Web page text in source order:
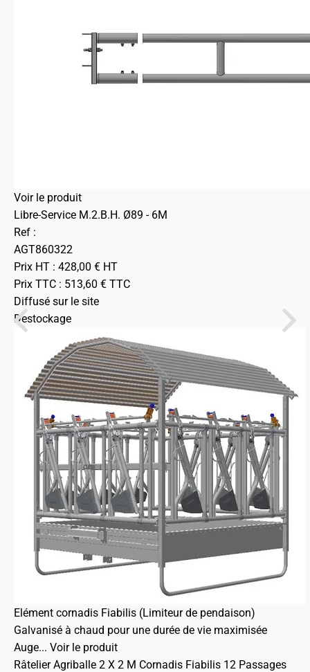
Voir le produit
Libre-Service M.2.B.H. Ø89 - 6M
Ref :
AGT860322
Prix HT : 428,00 € HT
Prix TTC : 513,60 € TTC
Diffusé sur le site
Destockage
Elément cornadis Fiabilis (Limiteur de pendaison)
Galvanisé à chaud pour une durée de vie maximisée
Auge... Voir le produit
Râtelier Agriballe 2 X 2 M Cornadis Fiabilis 12 Passages